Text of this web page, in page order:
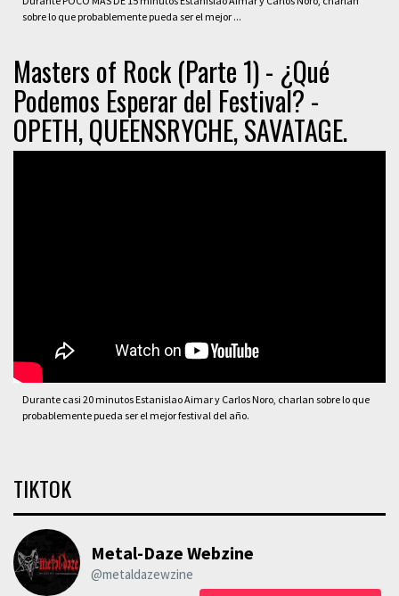
sobre lo que probablemente pueda ser el mejor ...
Masters of Rock (Parte 1) - ¿Qué
Podemos Esperar del Festival? -
OPETH, QUEENSRYCHE, SAVATAGE.
Durante casi 20 minutos Estanislao Aimar y Carlos Noro, charlan sobre lo que
probablemente pueda ser el mejor festival del año.
TIKTOK
Metal-Daze Webzine
@metaldazewzine